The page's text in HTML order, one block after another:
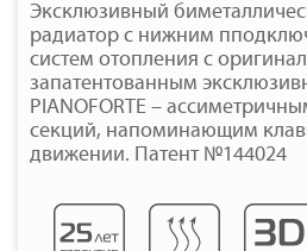
Эксклюзивный
радиатор с нижним
систем отопления с
запатентованным
PIANOFORTE –
секций, напоминающим
движении. Патент №144024